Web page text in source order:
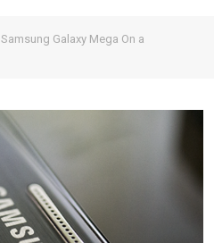
Samsung Galaxy Mega On a